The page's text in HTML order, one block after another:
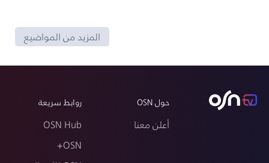
المزيد من المواضيع
حول OSN
أعلن معنا
روابط سريعة
OSN Hub
OSN+